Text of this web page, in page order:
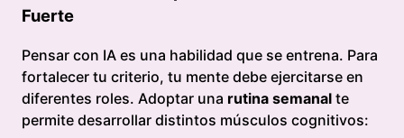
Fuerte
Pensar con IA es una habilidad que se entrena. Para
fortalecer tu criterio, tu mente debe ejercitarse en
diferentes roles. Adoptar una rutina semanal te
permite desarrollar distintos músculos cognitivos: